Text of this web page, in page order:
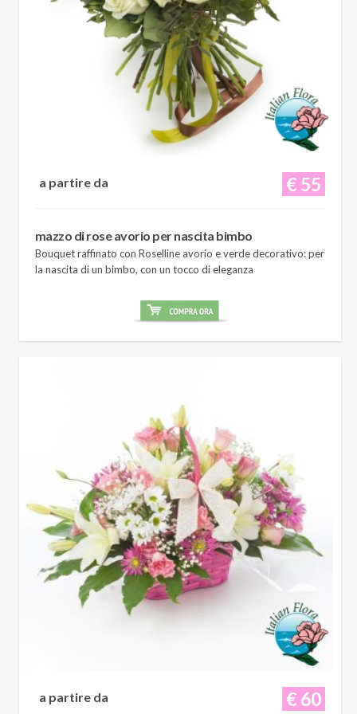
€ 55
a partire da
mazzo di rose avorio per nascita bimbo
Bouquet raffinato con Roselline avorio e verde decorativo: per
la nascita di un bimbo, con un tocco di eleganza
€ 60
a partire da